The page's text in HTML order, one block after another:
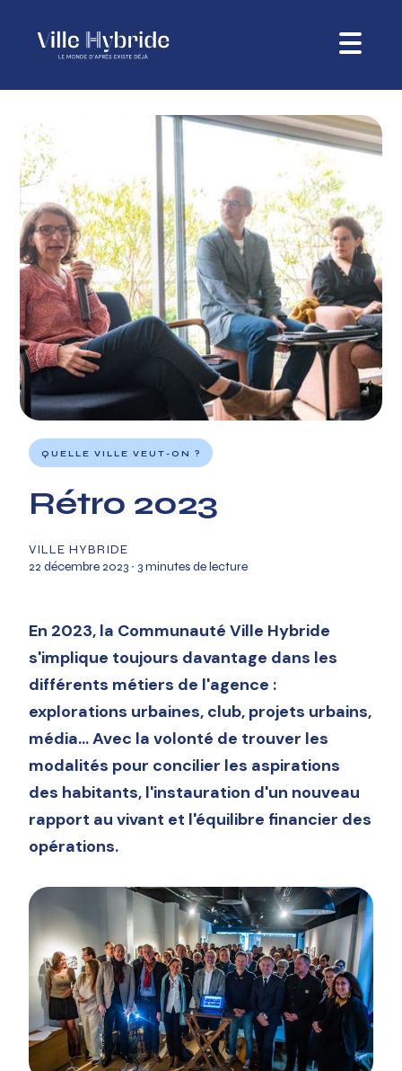
QUELLE VILLE VEUT-ON ?
Rétro 2023
VILLE HYBRIDE
22 décembre 2023 ∙ 3 minutes de lecture
En 2023, la Communauté Ville Hybride
s'implique toujours davantage dans les
différents métiers de l'agence :
explorations urbaines, club, projets urbains,
média... Avec la volonté de trouver les
modalités pour concilier les aspirations
des habitants, l'instauration d'un nouveau
rapport au vivant et l'équilibre financier des
opérations.